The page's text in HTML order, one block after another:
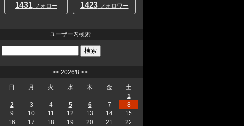
1431フォロー 1423フォロワー
ユーザー内検索
<< 2026/8 >>
日 月 火 水 木 金
土
1
2
3 4 5 6 7
8
9
10 11 12 13 14
15
16
17 18 19 20 21
22